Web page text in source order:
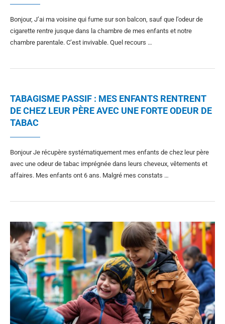
Bonjour, J’ai ma voisine qui fume sur son balcon, sauf que l’odeur de
cigarette rentre jusque dans la chambre de mes enfants et notre
chambre parentale. C’est invivable. Quel recours …
TABAGISME PASSIF : MES ENFANTS RENTRENT
DE CHEZ LEUR PÈRE AVEC UNE FORTE ODEUR DE
TABAC
Bonjour Je récupère systématiquement mes enfants de chez leur père
avec une odeur de tabac imprégnée dans leurs cheveux, vêtements et
affaires. Mes enfants ont 6 ans. Malgré mes constats …